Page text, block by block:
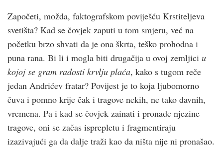
Započeti, možda, faktografskom poviješću Krstiteljeva
svetišta? Kad se čovjek zaputi u tom smjeru, već na
početku brzo shvati da je ona škrta, teško prohodna i
puna rana. Bi li i mogla biti drugačija u ovoj zemljici u
kojoj se gram radosti krvlju plaća, kako s tugom reče
jedan Andrićev fratar? Povijest je to koja ljubomorno
čuva i pomno krije čak i tragove nekih, ne tako davnih,
vremena. Pa i kad se čovjek zainati i pronađe njezine
tragove, oni se začas isprepletu i fragmentiraju
izazivajući ga da dalje traži kao da ništa nije ni pronašao.